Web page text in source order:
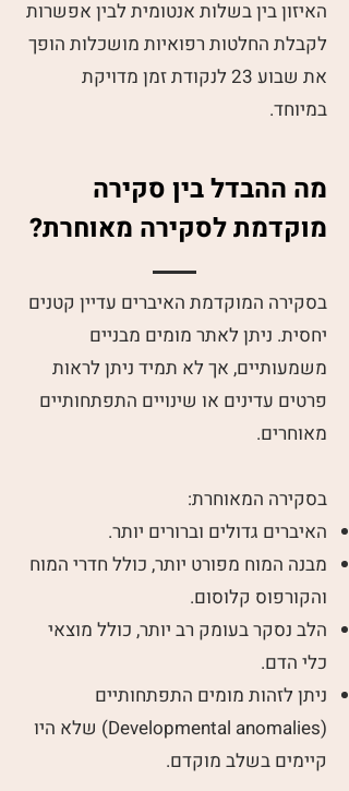
האיזון בין בשלות אנטומית לבין אפשרות
לקבלת החלטות רפואיות מושכלות הופך
את שבוע 23 לנקודת זמן מדויקת
במיוחד.
מה ההבדל בין סקירה
מוקדמת לסקירה מאוחרת?
בסקירה המוקדמת האיברים עדיין קטנים
יחסית. ניתן לאתר מומים מבניים
משמעותיים, אך לא תמיד ניתן לראות
פרטים עדינים או שינויים התפתחותיים
מאוחרים.
בסקירה המאוחרת:
האיברים גדולים וברורים יותר.
מבנה המוח מפורט יותר, כולל חדרי המוח
והקורפוס קלוסום.
הלב נסקר בעומק רב יותר, כולל מוצאי
כלי הדם.
ניתן לזהות מומים התפתחותיים
(Developmental anomalies) שלא היו
קיימים בשלב מוקדם.